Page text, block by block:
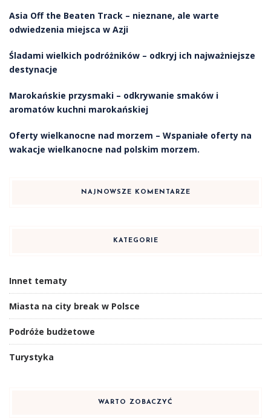
Asia Off the Beaten Track – nieznane, ale warte
odwiedzenia miejsca w Azji
Śladami wielkich podróżników – odkryj ich najważniejsze
destynacje
Marokańskie przysmaki – odkrywanie smaków i
aromatów kuchni marokańskiej
Oferty wielkanocne nad morzem – Wspaniałe oferty na
wakacje wielkanocne nad polskim morzem.
NAJNOWSZE KOMENTARZE
KATEGORIE
Innet tematy
Miasta na city break w Polsce
Podróże budżetowe
Turystyka
WARTO ZOBACZYĆ